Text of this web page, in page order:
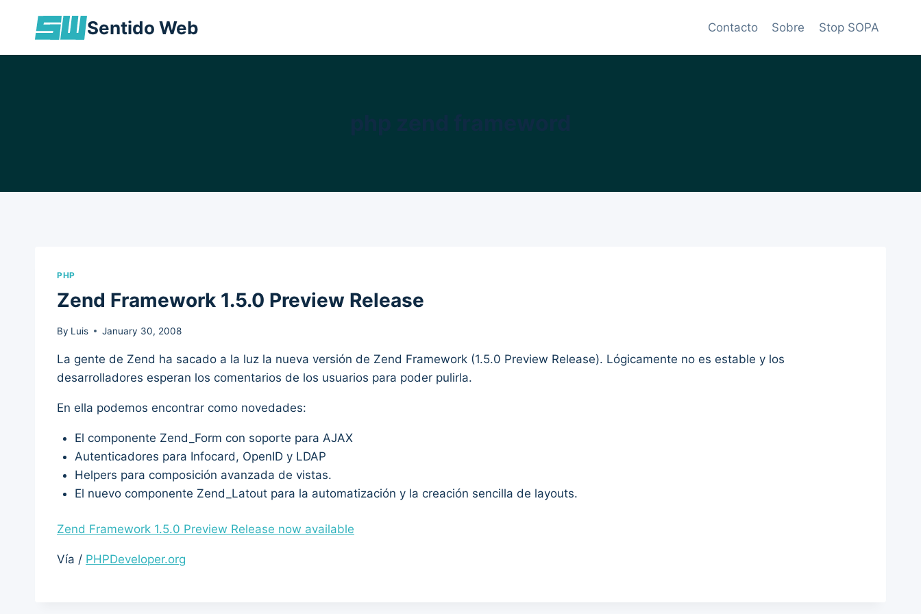
Sentido Web Contacto Sobre Stop SOPA
PHP
Zend Framework 1.5.0 Preview Release
By Luis January 30, 2008
La gente de Zend ha sacado a la luz la nueva versión de Zend Framework (1.5.0 Preview Release). Lógicamente no es estable y los
desarrolladores esperan los comentarios de los usuarios para poder pulirla.
En ella podemos encontrar como novedades:
El componente Zend_Form con soporte para AJAX
Autenticadores para Infocard, OpenID y LDAP
Helpers para composición avanzada de vistas.
El nuevo componente Zend_Latout para la automatización y la creación sencilla de layouts.
Zend Framework 1.5.0 Preview Release now available
Vía / PHPDeveloper.org